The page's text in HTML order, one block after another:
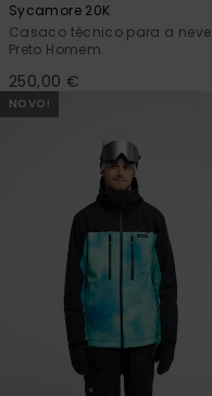
Sycamore 20K
Casaco técnico para a neve
Preto Homem
250,00 €
NOVO!